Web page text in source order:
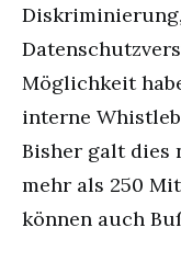
Möglichkeit
interne
Bisher galt dies
mehr als 250
können auch